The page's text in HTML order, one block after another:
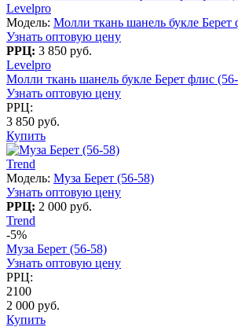
Levelpro
Модель: Молли ткань шанель букле Берет
Узнать оптовую цену
РРЦ: 3 850 руб.
Levelpro
Молли ткань шанель букле Берет флис
Узнать оптовую цену
РРЦ:
3 850 руб.
Купить
Trend
Модель: Муза Берет (56-58)
Узнать оптовую цену
РРЦ: 2 000 руб.
Trend
-5%
Муза Берет (56-58)
Узнать оптовую цену
РРЦ:
2100
2 000 руб.
Купить